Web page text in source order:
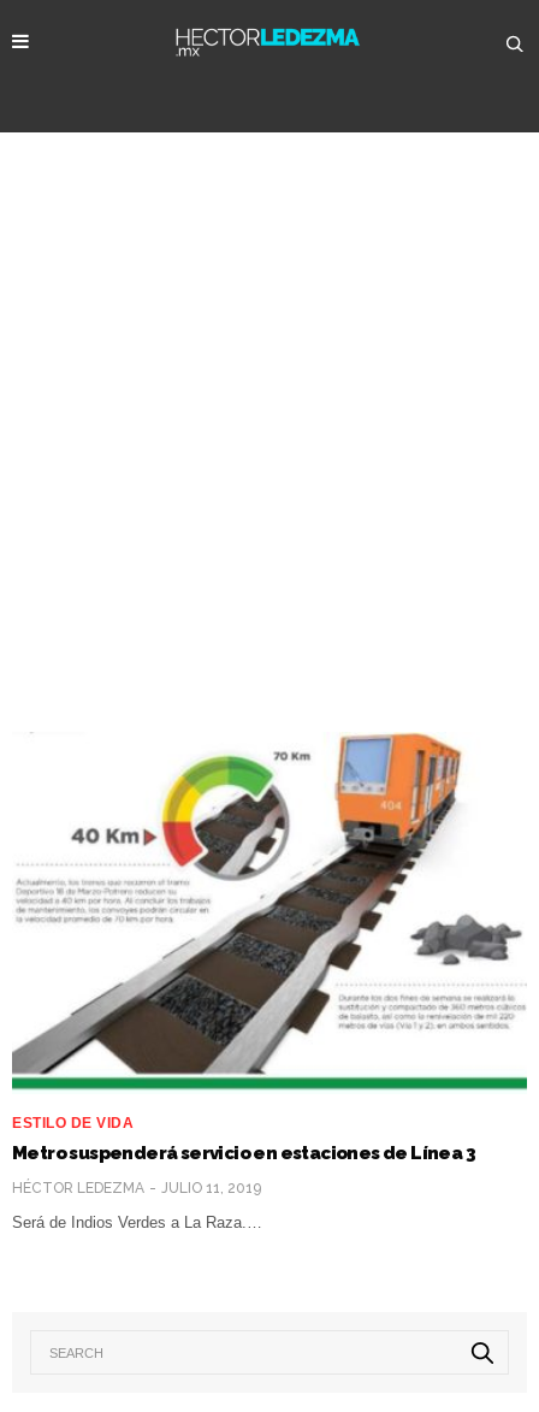
ESTILO DE VIDA
Metro suspenderá servicio en estaciones de Línea 3
HÉCTOR LEDEZMA JULIO 11, 2019
Será de Indios Verdes a La Raza.…